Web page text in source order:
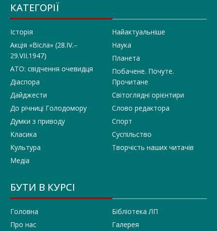
КАТЕГОРІЇ
Історія
Акція «Вісла» (28.IV.–
29.VII.1947)
АТО: свідчення очевидця
Діаспора
Дайджести
До річниці Голодомору
Думки з приводу
Класика
Культура
Медіа
Найактуальніше
Наука
Планета
Побачене. Почуте.
Прочитане
Світоглядні орієнтири
Слово редактора
Спорт
Суспільство
Творчість наших читачів
БУТИ В КУРСІ
Головна
Про нас
Бібліотека ЛП
Галерея